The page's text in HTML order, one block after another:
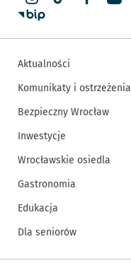
Aktualności
Komunikaty i ostrzeżenia
Bezpieczny Wrocław
Inwestycje
Wrocławskie osiedla
Gastronomia
Edukacja
Dla seniorów